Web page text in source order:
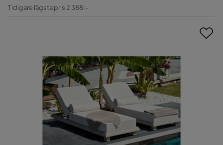
Tidigare lägsta pris 2 388:-